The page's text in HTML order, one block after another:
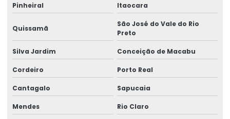
Perfis metálicos para vigas
Preço vergalhão 10mm
Preço de vergalhão de ferro
Produtos de serralheria
Serviço de serralheiro
Tela soldada nervurada
Pinheiral Itaocara
Quissamã
São José do Vale do Rio
Preto
Silva Jardim Conceição de Macabu
Cordeiro Porto Real
Cantagalo Sapucaia
Mendes Rio Claro